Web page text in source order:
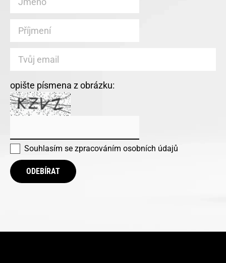
opište písmena z obrázku:
Souhlasím se zpracováním osobních údajů
ODEBÍRAT